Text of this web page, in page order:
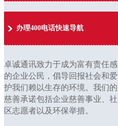
办理400电话快速导航
卓诚通讯致力于成为富有责任感
的企业公民，倡导回报社会和爱
护我们赖以生存的环境。我们的
慈善承诺包括企业慈善事业、社
区志愿者以及环保举措。